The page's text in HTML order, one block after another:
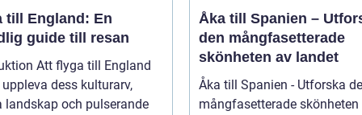
till England: En
guide till resan
Att flyga till England
dess kulturarv,
landskap och pulserande
Åka till Spanien –
den mångfasetterade
skönheten av landet
Åka till Spanien - Utforska
mångfasetterade skönheten